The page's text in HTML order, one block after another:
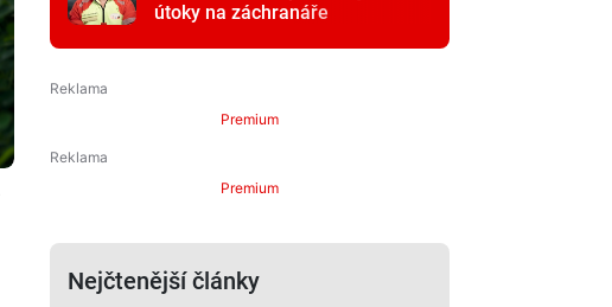
útoky na záchranáře
Premium
Premium
Nejčtenější články